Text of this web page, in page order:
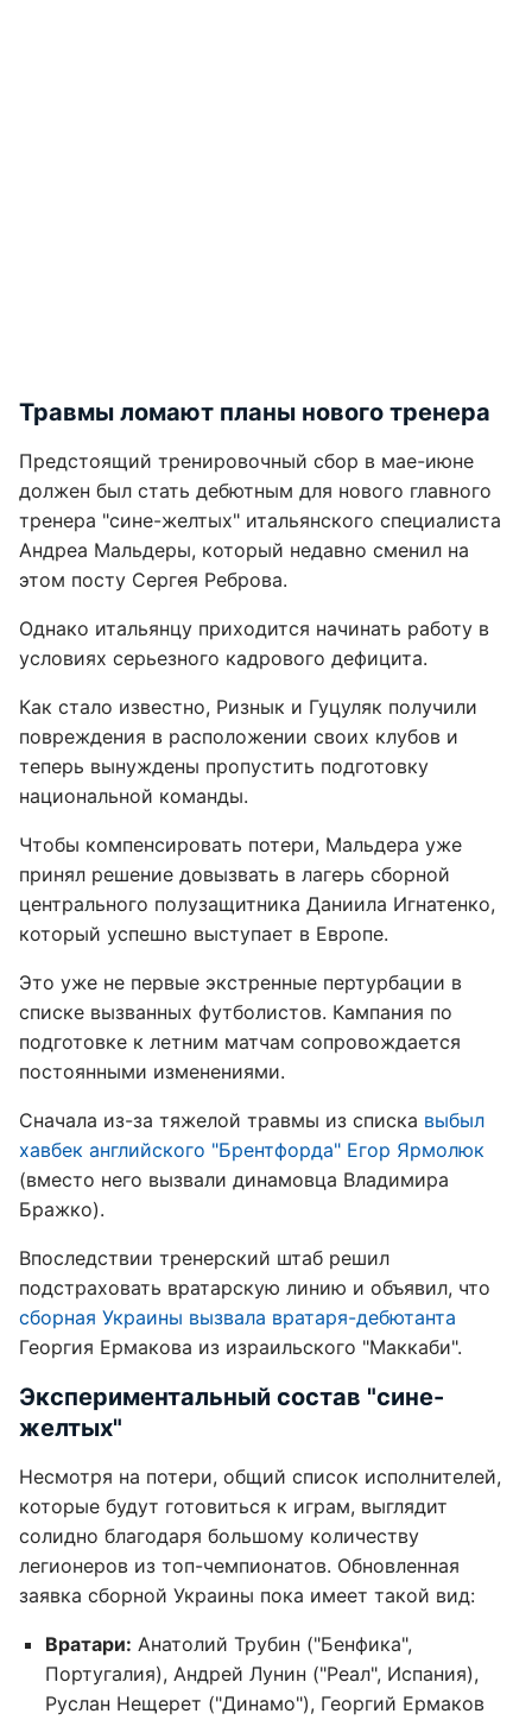
Травмы ломают планы нового тренера
Предстоящий тренировочный сбор в мае-июне
должен был стать дебютным для нового главного
тренера "сине-желтых" итальянского специалиста
Андреа Мальдеры, который недавно сменил на
этом посту Сергея Реброва.
Однако итальянцу приходится начинать работу в
условиях серьезного кадрового дефицита.
Как стало известно, Ризнык и Гуцуляк получили
повреждения в расположении своих клубов и
теперь вынуждены пропустить подготовку
национальной команды.
Чтобы компенсировать потери, Мальдера уже
принял решение довызвать в лагерь сборной
центрального полузащитника Даниила Игнатенко,
который успешно выступает в Европе.
Это уже не первые экстренные пертурбации в
списке вызванных футболистов. Кампания по
подготовке к летним матчам сопровождается
постоянными изменениями.
Сначала из-за тяжелой травмы из списка выбыл
хавбек английского "Брентфорда" Егор Ярмолюк
(вместо него вызвали динамовца Владимира
Бражко).
Впоследствии тренерский штаб решил
подстраховать вратарскую линию и объявил, что
сборная Украины вызвала вратаря-дебютанта
Георгия Ермакова из израильского "Маккаби".
Экспериментальный состав "сине-
желтых"
Несмотря на потери, общий список исполнителей,
которые будут готовиться к играм, выглядит
солидно благодаря большому количеству
легионеров из топ-чемпионатов. Обновленная
заявка сборной Украины пока имеет такой вид:
Вратари: Анатолий Трубин ("Бенфика",
Португалия), Андрей Лунин ("Реал", Испания),
Руслан Нещерет ("Динамо"), Георгий Ермаков